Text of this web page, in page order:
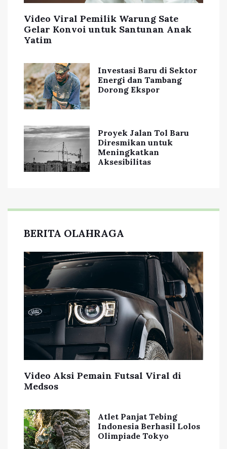
Video Viral Pemilik Warung Sate
Gelar Konvoi untuk Santunan Anak
Yatim
Investasi Baru di Sektor
Energi dan Tambang
Dorong Ekspor
Proyek Jalan Tol Baru
Diresmikan untuk
Meningkatkan
Aksesibilitas
BERITA OLAHRAGA
Video Aksi Pemain Futsal Viral di
Medsos
Atlet Panjat Tebing
Indonesia Berhasil Lolos
Olimpiade Tokyo